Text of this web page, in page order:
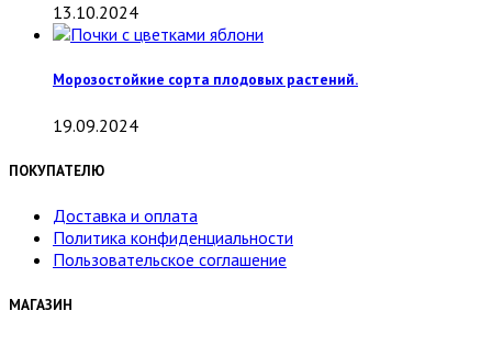
13.10.2024
Морозостойкие сорта плодовых растений.
19.09.2024
ПОКУПАТЕЛЮ
Доставка и оплата
Политика конфиденциальности
Пользовательское соглашение
МАГАЗИН